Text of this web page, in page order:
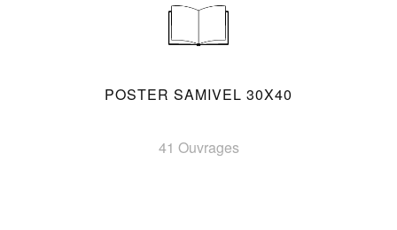
POSTER SAMIVEL 30X40
41 Ouvrages